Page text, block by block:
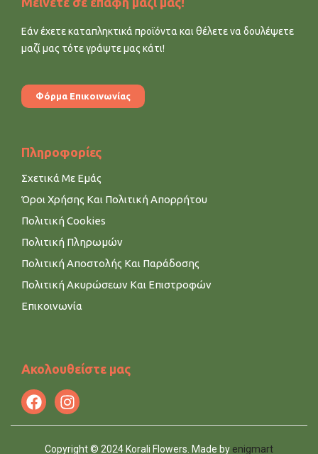
Εάν έχετε καταπληκτικά προϊόντα και θέλετε να δουλέψετε
μαζί μας τότε γράψτε μας κάτι!
Φόρμα Επικοινωνίας
Πληροφορίες
Σχετικά Με Εμάς
Όροι Χρήσης Και Πολιτική Απορρήτου
Πολιτική Cookies
Πολιτική Πληρωμών
Πολιτική Αποστολής Και Παράδοσης
Πολιτική Ακυρώσεων Και Επιστροφών
Επικοινωνία
Ακολουθείστε μας
Copyright © 2024 Korali Flowers. Made by enigmart